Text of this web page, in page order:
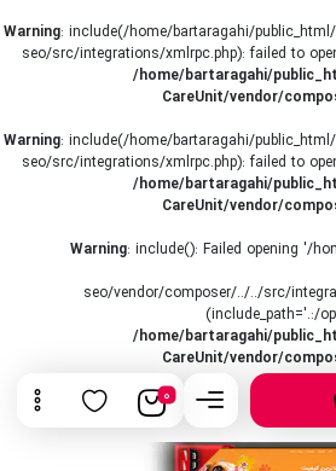
Warning: include(/home/bartaragahi/
seo/src/integrations/xmlrpc.php): failed to
/home/bartaragahi/
CareUnit/vendor/
Warning: include(/home/bartaragahi/
seo/src/integrations/xmlrpc.php): failed to
/home/bartaragahi/
CareUnit/vendor/
Warning: include(): Failed opening '/
seo/vendor/composer/../../src/
(include_path='.:/
/home/bartaragahi/
CareUnit/vendor/
0